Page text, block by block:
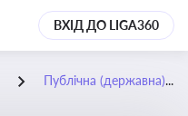
ВХІД ДО LIGA360
Публічна (державна) служба